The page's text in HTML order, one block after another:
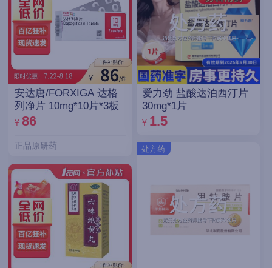
安达唐/FORXIGA 达格
列净片 10mg*10片*3板
¥ 86
正品原研药
爱力劲 盐酸达泊西汀片
30mg*1片
¥ 1.5
处方药